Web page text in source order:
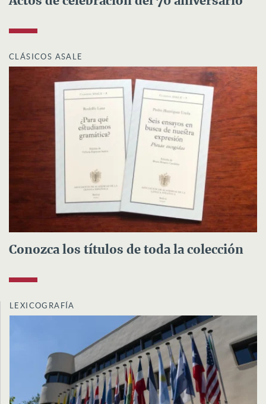
CLÁSICOS ASALE
Conozca los títulos de toda la colección
LEXICOGRAFÍA